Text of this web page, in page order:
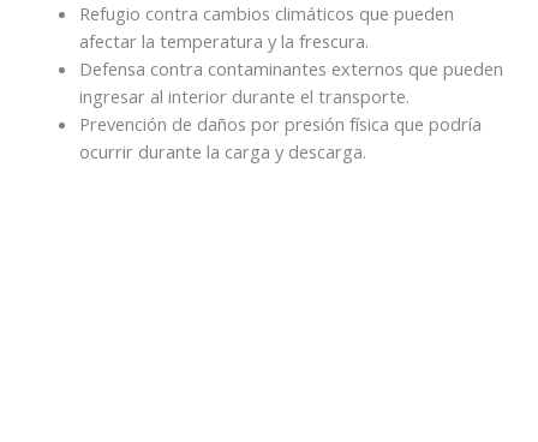
Refugio contra cambios climáticos que pueden
afectar la temperatura y la frescura.
Defensa contra contaminantes externos que pueden
ingresar al interior durante el transporte.
Prevención de daños por presión física que podría
ocurrir durante la carga y descarga.